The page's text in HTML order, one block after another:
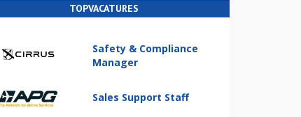
TOPVACATURES
Safety & Compliance
Manager
Sales Support Staff